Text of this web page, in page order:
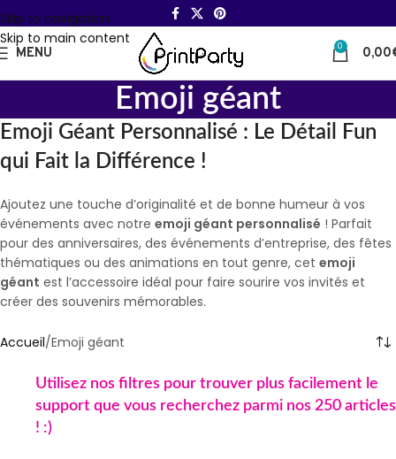
Skip to navigation
Skip to main content
MENU 0 0,00
Emoji géant
Emoji Géant Personnalisé : Le Détail Fun
qui Fait la Différence !
Ajoutez une touche d’originalité et de bonne humeur à vos
événements avec notre emoji géant personnalisé ! Parfait
pour des anniversaires, des événements d’entreprise, des fêtes
thématiques ou des animations en tout genre, cet emoji
géant est l’accessoire idéal pour faire sourire vos invités et
créer des souvenirs mémorables.
Accueil Emoji géant
Utilisez nos filtres pour trouver plus facilement le
support que vous recherchez parmi nos 250 articles
! :)